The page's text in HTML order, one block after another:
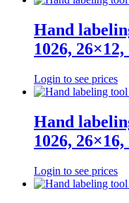
Hand
1026, 26×12,
Login to see prices
Hand
1026, 26×16,
Login to see prices